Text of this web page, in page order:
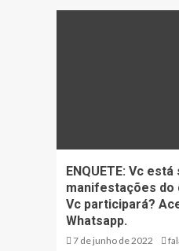
ENQUETE: Vc
manifestações do
Vc participará?
Whatsapp.
7 de junho de 2022